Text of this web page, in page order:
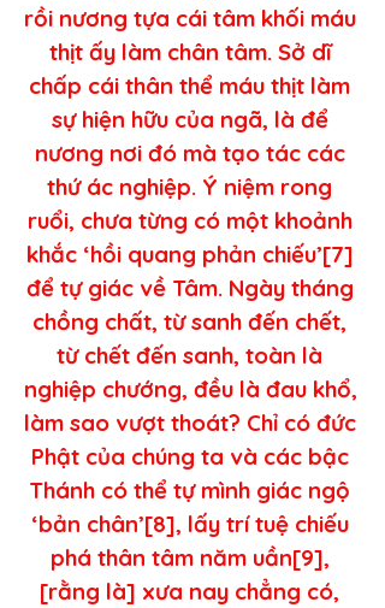
rồi nương tựa cái tâm khối máu
thịt ấy làm chân tâm. Sở dĩ
chấp cái thân thể máu thịt làm
sự hiện hữu của ngã, là để
nương nơi đó mà tạo tác các
thứ ác nghiệp. Ý niệm rong
ruổi, chưa từng có một khoảnh
khắc ‘hồi quang phản chiếu’[7]
để tự giác về Tâm. Ngày tháng
chồng chất, từ sanh đến chết,
từ chết đến sanh, toàn là
nghiệp chướng, đều là đau khổ,
làm sao vượt thoát? Chỉ có đức
Phật của chúng ta và các bậc
Thánh có thể tự mình giác ngộ
‘bản chân’[8], lấy trí tuệ chiếu
phá thân tâm năm uần[9],
[rằng là] xưa nay chẳng có,